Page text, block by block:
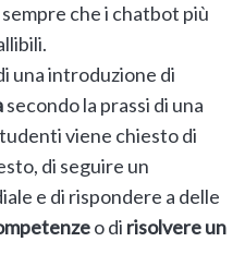
che i chatbot più
una introduzione di
secondo la prassi di una
viene chiesto di
di seguire un
e di rispondere a delle
o di risolvere un